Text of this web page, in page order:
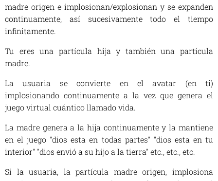
madre origen e implosionan/explosionan y se expanden
continuamente, así sucesivamente todo el tiempo
infinitamente.
Tu eres una partícula hija y también una partícula
madre.
La usuaria se convierte en el avatar (en ti)
implosionando continuamente a la vez que genera el
juego virtual cuántico llamado vida.
La madre genera a la hija continuamente y la mantiene
en el juego "dios esta en todas partes" "dios esta en tu
interior" "dios envió a su hijo a la tierra" etc., etc., etc.
Si la usuaria, la partícula madre origen, implosiona